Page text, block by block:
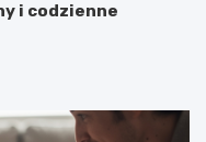
i codzienne